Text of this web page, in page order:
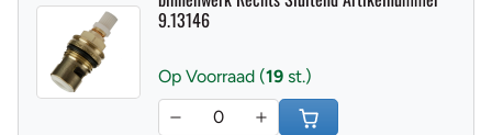
binnenwerk Rechts Sluitend Artikelnummer
9.13146
Op Voorraad (